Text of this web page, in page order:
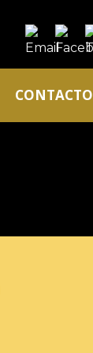
CONTACTO